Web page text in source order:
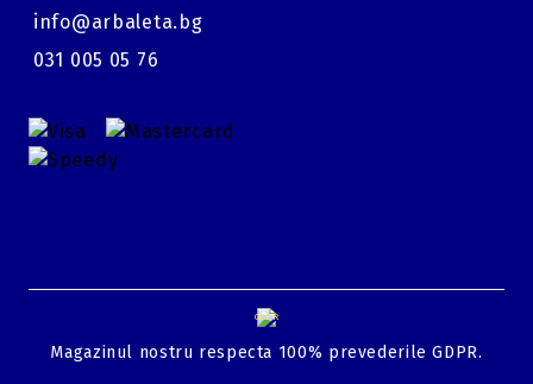
info@arbaleta.bg
031 005 05 76
GDPR
Magazinul nostru respecta 100% prevederile GDPR.